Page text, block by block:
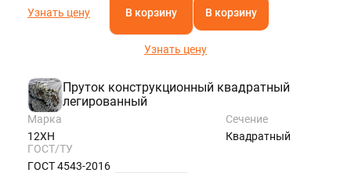
Узнать цену В корзину В корзину
Узнать цену
Пруток конструкционный квадратный
легированный
Марка
12ХН
Сечение
Квадратный
ГОСТ/ТУ
ГОСТ 4543-2016